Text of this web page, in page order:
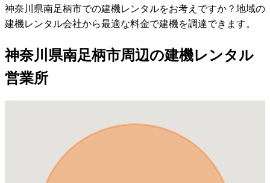
神奈川県南足柄市での建機レンタルをお考えですか？地域の
建機レンタル会社から最適な料金で建機を調達できます。
神奈川県南足柄市周辺の建機レンタル
営業所